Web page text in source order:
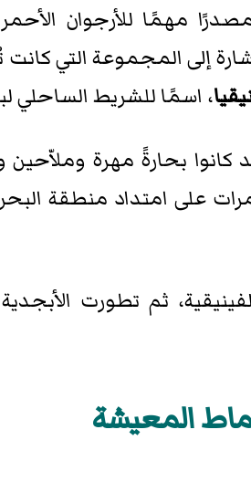
مهمًا للأرجوان
إلى المجموعة التي
، اسمًا للشريط الساحلي
بحارةً مهرة وملاّحين
على امتداد منطقة
ثم تطورت
المعيشة